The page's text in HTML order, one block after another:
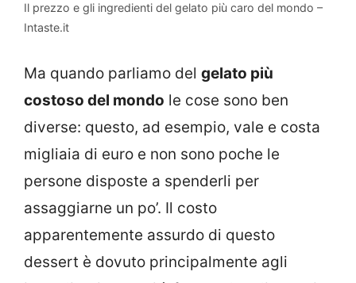
Il prezzo e gli ingredienti del gelato più caro del mondo –
Intaste.it
Ma quando parliamo del gelato più
costoso del mondo le cose sono ben
diverse: questo, ad esempio, vale e costa
migliaia di euro e non sono poche le
persone disposte a spenderli per
assaggiarne un po’. Il costo
apparentemente assurdo di questo
dessert è dovuto principalmente agli